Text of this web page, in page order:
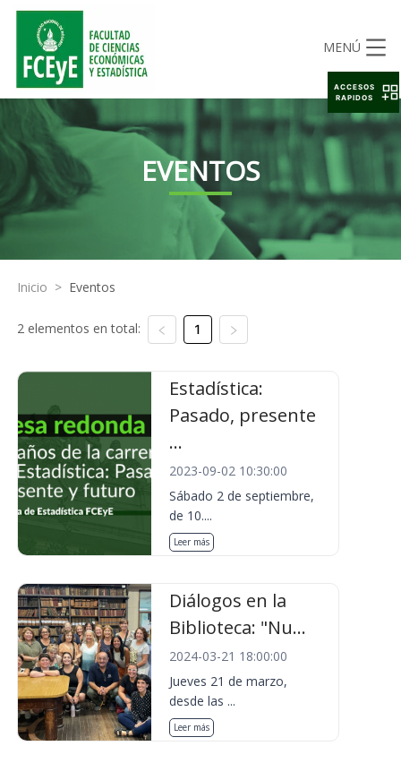
MENÚ
EVENTOS
Inicio > Eventos
2 elementos en total: 1
Estadística:
Pasado, presente
...
2023-09-02 10:30:00
Sábado 2 de septiembre,
de 10....
Leer más
Diálogos en la
Biblioteca: "Nu...
2024-03-21 18:00:00
Jueves 21 de marzo,
desde las ...
Leer más
ACCESOS
RAPIDOS